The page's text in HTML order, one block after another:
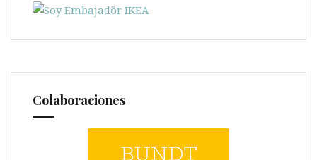
Colaboraciones